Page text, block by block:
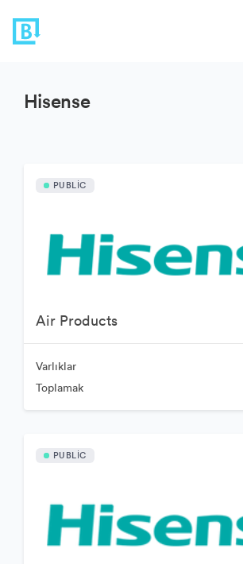
Hisense
PUBLIC
Air Products
Varlıklar
Toplamak
PUBLIC